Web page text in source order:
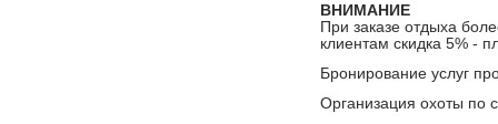
ВНИМАНИЕ
При заказе отдыха
клиентам скидка 5% -
Бронирование услуг
Организация охоты по